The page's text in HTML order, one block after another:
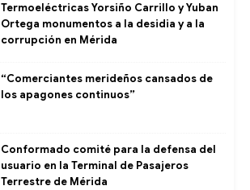
Termoeléctricas Yorsiño Carrillo y Yuban
Ortega monumentos a la desidia y a la
corrupción en Mérida
“Comerciantes merideños cansados de
los apagones continuos”
Conformado comité para la defensa del
usuario en la Terminal de Pasajeros
Terrestre de Mérida